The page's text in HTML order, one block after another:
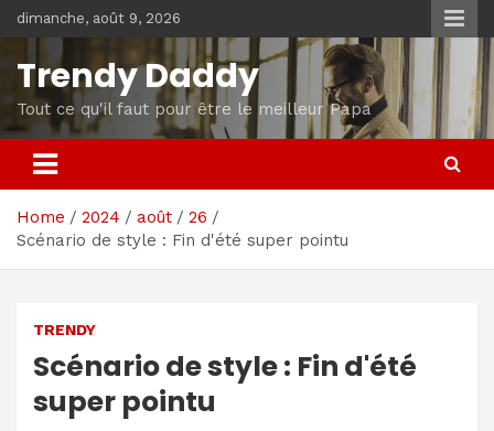
Skip
to
content
dimanche, août 9, 2026
Trendy Daddy
Tout ce qu'il faut pour être le meilleur Papa
Home 2024 août
26
Scénario de style : Fin d'été super pointu
TRENDY
Scénario de style : Fin d'été
super pointu